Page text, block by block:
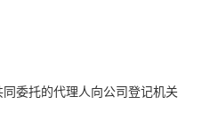
委托的代理人向公司登记机关